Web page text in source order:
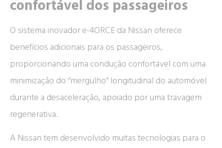
confortável dos passageiros
O sistema inovador e-4ORCE da Nissan oferece
benefícios adicionais para os passageiros,
proporcionando uma condução confortável com uma
minimização do “mergulho” longitudinal do automóvel
durante a desaceleração, apoiado por uma travagem
regenerativa.
A Nissan tem desenvolvido muitas tecnologias para o